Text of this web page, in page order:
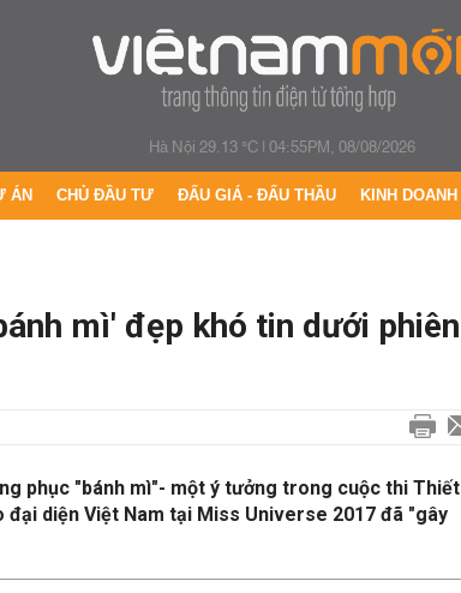
Hà Nội 29.13 °C|04:55PM, 08/08/2026
ÁN CHỦ ĐẦU TƯ ĐẤU GIÁ - ĐẤU THẦU KINH DOANH
mì' đẹp khó tin dưới phiên
phục "bánh mì"- một ý tưởng trong cuộc thi Thiết
diện Việt Nam tại Miss Universe 2017 đã "gây